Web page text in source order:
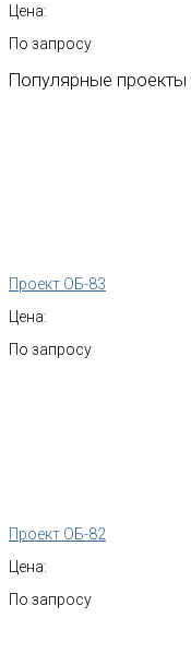
Цена:
По запросу
Популярные проекты
Проект ОБ-83
Цена:
По запросу
Проект ОБ-82
Цена:
По запросу